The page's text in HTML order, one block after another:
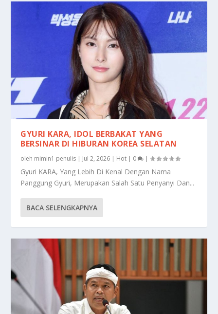
GYURI KARA, IDOL BERBAKAT YANG
BERSINAR DI HIBURAN KOREA SELATAN
oleh mimin1 penulis | Jul 2, 2026 | Hot | 0 |
Gyuri KARA, Yang Lebih Di Kenal Dengan Nama
Panggung Gyuri, Merupakan Salah Satu Penyanyi Dan...
BACA SELENGKAPNYA